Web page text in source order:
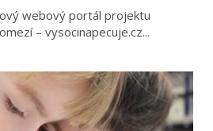
webový portál projektu
– vysocinapecuje.cz...